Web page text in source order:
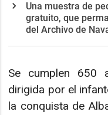
Una muestra de
gratuito, que
del Archivo de
Se cumplen 650
dirigida por el
la conquista de